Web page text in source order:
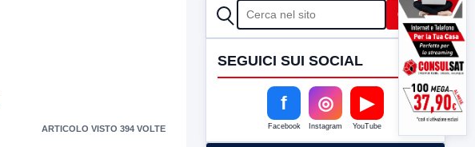
ARTICOLO VISTO 394 VOLTE
CERCA Cerca
SEGUICI SUI SOCIAL
f
Facebook
◎
Instagram
▶
YouTube